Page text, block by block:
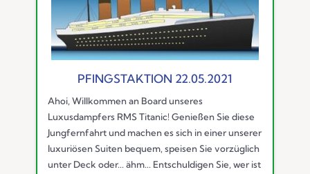
PFINGSTAKTION 22.05.2021
Ahoi, Willkommen an Board unseres
Luxusdampfers RMS Titanic! Genießen Sie diese
Jungfernfahrt und machen es sich in einer unserer
luxuriösen Suiten bequem, speisen Sie vorzüglich
unter Deck oder... ähm... Entschuldigen Sie, wer ist